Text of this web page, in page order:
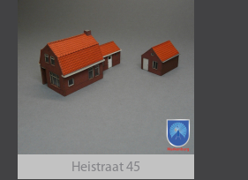
Heistraat 45